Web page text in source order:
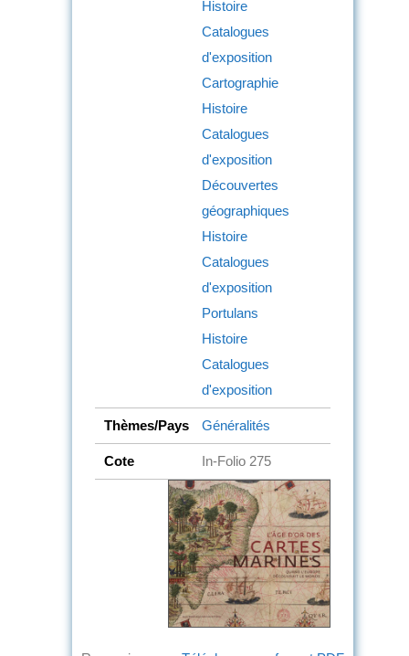
Histoire
Catalogues
d'exposition
Cartographie
Histoire
Catalogues
d'exposition
Découvertes
géographiques
Histoire
Catalogues
d'exposition
Portulans
Histoire
Catalogues
d'exposition
Thèmes/Pays Généralités
Cote In-Folio 275